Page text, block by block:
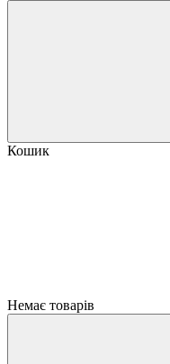
Кошик
Немає товарів